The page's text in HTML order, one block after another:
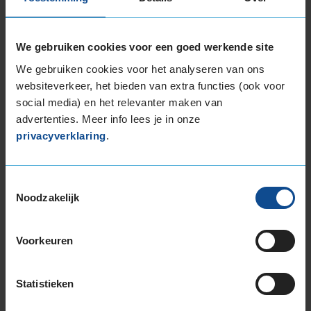
We gebruiken cookies voor een goed werkende site
We gebruiken cookies voor het analyseren van ons
websiteverkeer, het bieden van extra functies (ook voor
social media) en het relevanter maken van
advertenties. Meer info lees je in onze
privacyverklaring.
Noodzakelijk
Voorkeuren
Statistieken
€ 211,00
KIES
Bandenmontagepakketten
Kies je